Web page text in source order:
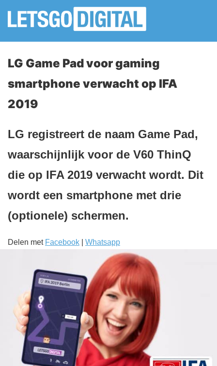
LG Game Pad voor gaming
smartphone verwacht op IFA
2019
LG registreert de naam Game Pad,
waarschijnlijk voor de V60 ThinQ
die op IFA 2019 verwacht wordt. Dit
wordt een smartphone met drie
(optionele) schermen.
Delen met Facebook Whatsapp